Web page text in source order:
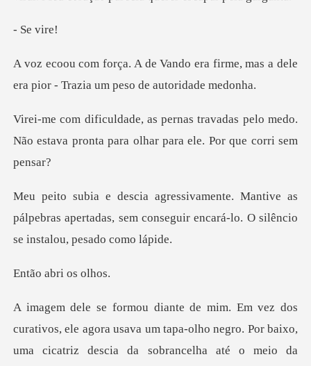
e v
era firme, mas a dele
era pior - T
adas pelo medo.
Não estava pronta para o
e as
pálpebras apertadas, sem conseguir encará-
abri o
o negro. Por baixo,
uma cicatriz descia da sobrancelha até o meio da